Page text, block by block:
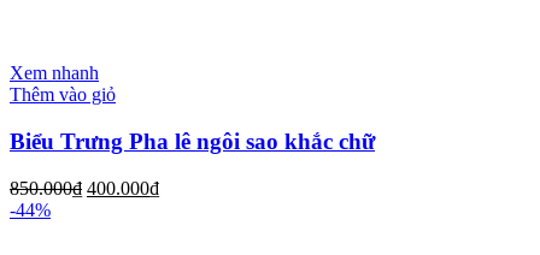
Xem nhanh
Thêm vào giỏ
Biểu Trưng Pha lê ngôi sao khắc chữ
850.000₫ 400.000₫
-44%